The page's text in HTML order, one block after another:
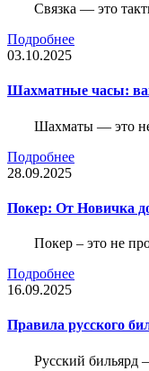
Связка — это
Подробнее
03.10.2025
Шахматные часы:
Шахматы — это не
Подробнее
28.09.2025
Покер: От Новичка
Покер – это не
Подробнее
16.09.2025
Правила русского
Русский бильярд